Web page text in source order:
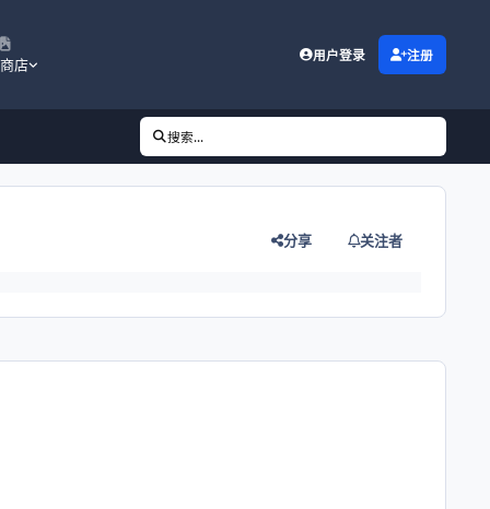
商店
用户登录 注册
搜索...
分享 关注者